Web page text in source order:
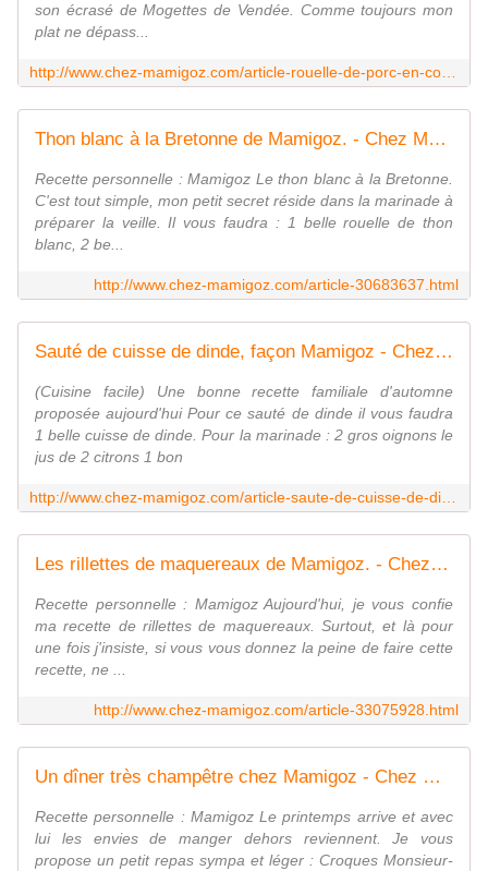
son écrasé de Mogettes de Vendée. Comme toujours mon
plat ne dépass...
Thon blanc à la Bretonne de Mamigoz. - Chez Mamigoz
Recette personnelle : Mamigoz Le thon blanc à la Bretonne.
C'est tout simple, mon petit secret réside dans la marinade à
préparer la veille. Il vous faudra : 1 belle rouelle de thon
blanc, 2 be...
http://www.chez-mamigoz.com/article-30683637.html
Sauté de cuisse de dinde, façon Mamigoz - Chez Mamigoz
(Cuisine facile) Une bonne recette familiale d'automne
proposée aujourd'hui Pour ce sauté de dinde il vous faudra
1 belle cuisse de dinde. Pour la marinade : 2 gros oignons le
jus de 2 citrons 1 bon
Les rillettes de maquereaux de Mamigoz. - Chez Mamigoz
Recette personnelle : Mamigoz Aujourd'hui, je vous confie
ma recette de rillettes de maquereaux. Surtout, et là pour
une fois j'insiste, si vous vous donnez la peine de faire cette
recette, ne ...
http://www.chez-mamigoz.com/article-33075928.html
Un dîner très champêtre chez Mamigoz - Chez Mamigoz
Recette personnelle : Mamigoz Le printemps arrive et avec
lui les envies de manger dehors reviennent. Je vous
propose un petit repas sympa et léger : Croques Monsieur-